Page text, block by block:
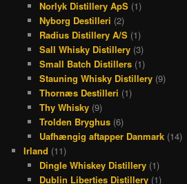
Norlyk Distillery ApS(1)
Nyborg Destilleri (2)
Radius Distillery A/S(1)
Sall Whisky Distillery(3)
Small Batch Distillers(1)
Stauning Whisky Distillery(9)
Thornæs Destilleri (1)
Thy Whisky(9)
Trolden Bryghus(6)
Uafhængig aftapper Danmark(14)
Irland (11)
Dingle Whiskey Distillery(1)
Dublin Liberties Distillery(1)